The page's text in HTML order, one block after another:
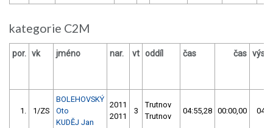
kategorie C2M
por. vk jméno nar. vt oddíl čas čas
1. 1/ZS
BOLEHOVSKÝ
Oto
KUDĚJ Jan
2011
2011
3
Trutnov
Trutnov
04:55,28 00:00,00